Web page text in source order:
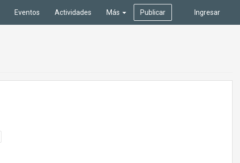
Ingresar
Eventos Actividades Más Publicar